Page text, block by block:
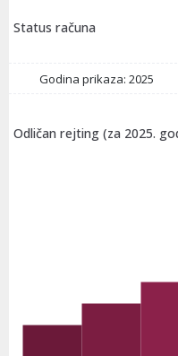
Status računa
Godina prikaza: 2025
Odličan rejting (za 2025.